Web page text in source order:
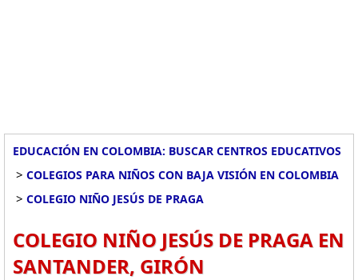
EDUCACIÓN EN COLOMBIA: BUSCAR CENTROS EDUCATIVOS
> COLEGIOS PARA NIÑOS CON BAJA VISIÓN EN COLOMBIA
> COLEGIO NIÑO JESÚS DE PRAGA
COLEGIO NIÑO JESÚS DE PRAGA EN
SANTANDER, GIRÓN